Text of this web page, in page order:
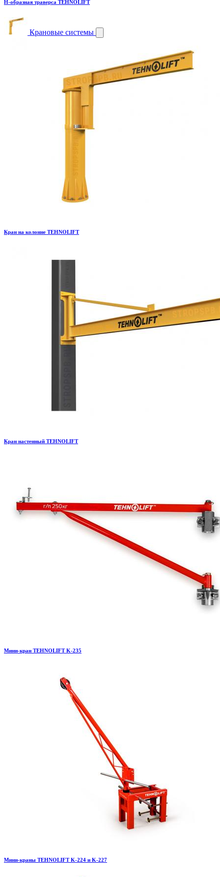
H-образная траверса TEHNOLIFT
Крановые системы
Кран на колонне TEHNOLIFT
Кран настенный TEHNOLIFT
Мини-кран TEHNOLIFT K-235
Мини-краны TEHNOLIFT K-224 и K-227